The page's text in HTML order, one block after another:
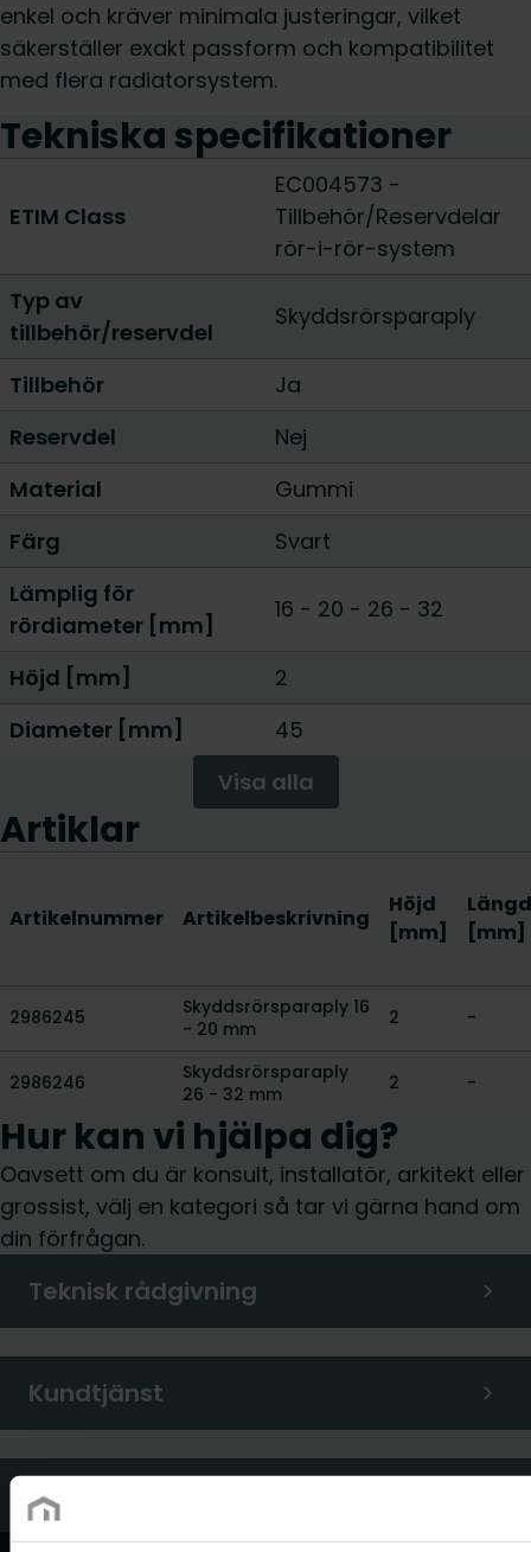
enkel och kräver minimala justeringar, vilket
säkerställer exakt passform och kompatibilitet
med flera radiatorsystem.
Tekniska specifikationer
ETIM Class
EC004573 -
Tillbehör/Reservdelar
rör-i-rör-system
Typ av
tillbehör/reservdel
Skyddsrörsparaply
Tillbehör
Ja
Reservdel
Nej
Material
Gummi
Färg
Svart
Lämplig för
rördiameter [mm]
16 - 20 - 26 - 32
Höjd [mm]
2
Diameter [mm]
45
Visa alla
Artiklar
Artikelnummer Artikelbeskrivning
Höjd
[mm]
Längd
[mm]
2986245
Skyddsrörsparaply 16
- 20 mm
2 -
2986246
Skyddsrörsparaply
26 - 32 mm
2 -
Hur kan vi hjälpa dig?
Oavsett om du är konsult, installatör, arkitekt eller
grossist, välj en kategori så tar vi gärna hand om
din förfrågan.
Teknisk rådgivning
Kundtjänst
Vanliga frågor